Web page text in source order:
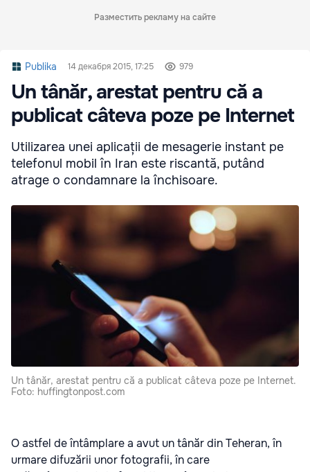
Разместить рекламу на сайте
Publika 14 декабря 2015, 17:25 979
Un tânăr, arestat pentru că a
publicat câteva poze pe Internet
Utilizarea unei aplicații de mesagerie instant pe
telefonul mobil în Iran este riscantă, putând
atrage o condamnare la închisoare.
Un tânăr, arestat pentru că a publicat câteva poze pe Internet.
Foto: huffingtonpost.com
O astfel de întâmplare a avut un tânăr din Teheran, în
urmare difuzării unor fotografii, în care